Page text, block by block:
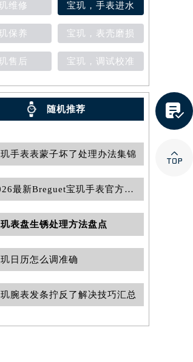
维修 宝玑，手表进水
保养 宝玑，表壳磨损
售后 宝玑，调试校准
随机推荐
手表表蒙子坏了处理办法集锦
2026最新Breguet宝玑手表官方售后维修中心地址考察报告
表盘生锈处理方法盘点
日历怎么调准确
腕表发条拧反了解决技巧汇总

